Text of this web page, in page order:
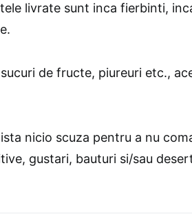
livrate sunt inca fierbinti,
de fructe, piureuri etc.,
nicio scuza pentru a nu
gustari, bauturi si/sau